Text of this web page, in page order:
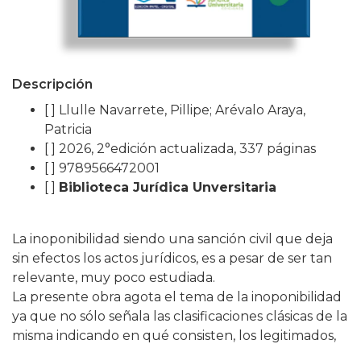
Descripción
[ ] Llulle Navarrete, Pillipe; Arévalo Araya,
Patricia
[ ] 2026, 2°edición actualizada, 337 páginas
[ ] 9789566472001
[ ] Biblioteca Jurídica Unversitaria
La inoponibilidad siendo una sanción civil que deja
sin efectos los actos jurídicos, es a pesar de ser tan
relevante, muy poco estudiada.
La presente obra agota el tema de la inoponibilidad
ya que no sólo señala las clasificaciones clásicas de la
misma indicando en qué consisten, los legitimados,